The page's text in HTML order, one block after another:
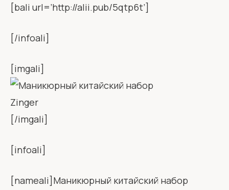
[bali url=’http://alii.pub/5qtp6t’]
[/infoali]
[imgali]
[/imgali]
[infoali]
[nameali]Маникюрный китайский набор